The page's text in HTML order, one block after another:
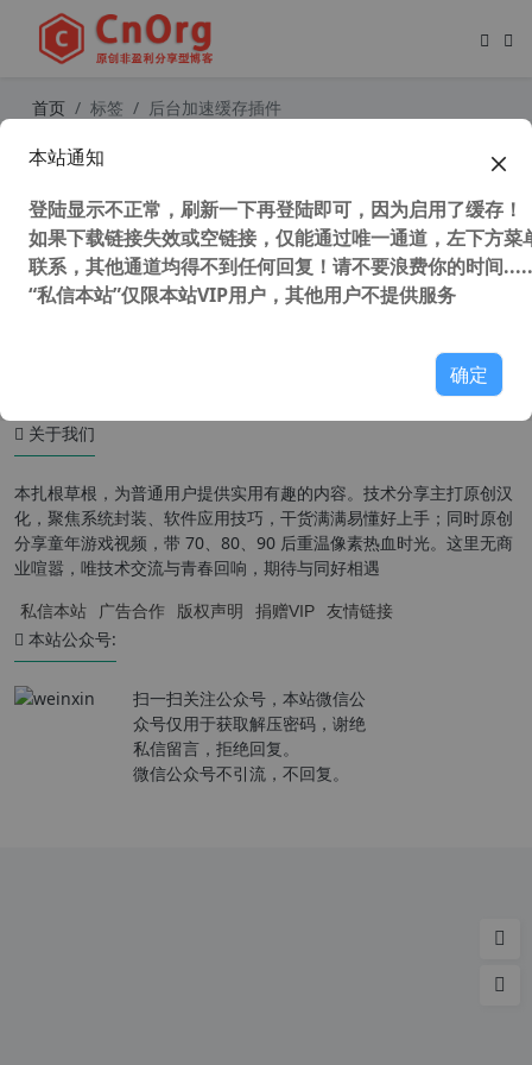
首页 标签 后台加速缓存插件
WordPress唯一站点后台加速缓存插
版
关于我们
本扎根草根，为普通用户提供实用有趣的内容。技术分享主打原创汉
化，聚焦系统封装、软件应用技巧，干货满满易懂好上手；同时原创
分享童年游戏视频，带 70、80、90 后重温像素热血时光。这里无商
业喧嚣，唯技术交流与青春回响，期待与同好相遇
私信本站 广告合作 版权声明 捐赠VIP 友情链接
本站公众号:
扫一扫关注公众号，本站微信公
众号仅用于获取解压密码，谢绝
私信留言，拒绝回复。
微信公众号不引流，不回复。
本站通知
登陆显示不正常，刷新一下再登陆即可，因为启用了缓存！
如果下载链接失效或空链接，仅能通过唯一通道，左下方菜
联系，其他通道均得不到任何回复！请不要浪费你的时间
“私信本站”仅限本站VIP用户，其他用户不提供服务
确定